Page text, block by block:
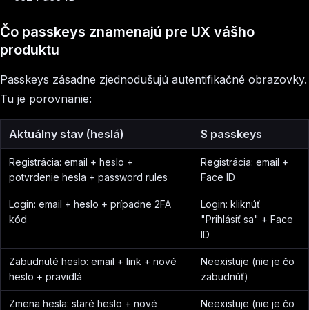
Čo passkeys znamenajú pre UX vášho
produktu
Passkeys zásadne zjednodušujú autentifikačné obrazovky.
Tu je porovnanie:
Aktuálny stav (heslá) S passkeys
Registrácia: email + heslo +
potvrdenie hesla + password rules
Registrácia: email +
Face ID
Login: email + heslo + prípadne 2FA
kód
Login: kliknúť
"Prihlásiť sa" + Face
ID
Zabudnuté heslo: email + link + nové
heslo + pravidlá
Neexistuje (nie je čo
zabudnúť)
Zmena hesla: staré heslo + nové Neexistuje (nie je čo